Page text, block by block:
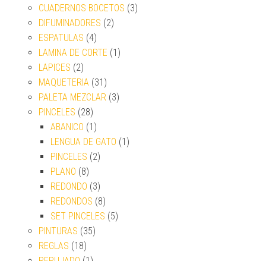
CUADERNOS BOCETOS (3)
DIFUMINADORES (2)
ESPATULAS (4)
LAMINA DE CORTE (1)
LAPICES (2)
MAQUETERIA (31)
PALETA MEZCLAR (3)
PINCELES (28)
ABANICO (1)
LENGUA DE GATO (1)
PINCELES (2)
PLANO (8)
REDONDO (3)
REDONDOS (8)
SET PINCELES (5)
PINTURAS (35)
REGLAS (18)